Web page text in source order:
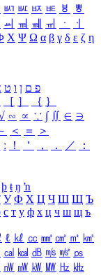
ㅴ ㅵ ㅶ ㅷ ㅸ
ㅹ
ㆉ ㆊ ㆋ ㆌ ㆍ
ㆎ
Χ Ψ Ω α β γ δ ε ζ η
פ ם ן ו ט
［ ］ ｛ ｝
∽ ∝ ∵ ∫ ∬ ∈ ∋
＜ ＝
＞
ː ！ ＇ ， ． ／
：
þ ŧ ŋ ŉ
У Ф Х Ц Ч Ш Щ Ъ
с т у ф х ц ч ш щ ъ
ℓ ㎘ ㏄ ㎣ ㎤ ㎥ ㎦
㎈ ㎉ ㏈ ㎧ ㎨ ㎰
㎻ ㎽ ㎾ ㎿ ㎐ ㎑